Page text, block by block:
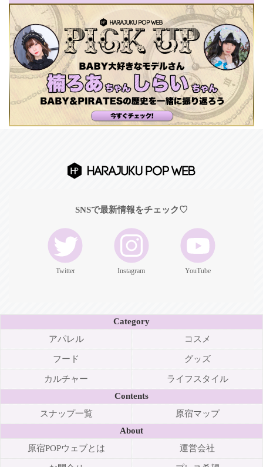
SNSで最新情報をチェック♡
Twitter Instagram YouTube
Category
アパレル
コスメ
フード グッズ
カルチャー
ライフスタイル
Contents
スナップ一覧
原宿マップ
About
原宿POPウェブとは
運営会社